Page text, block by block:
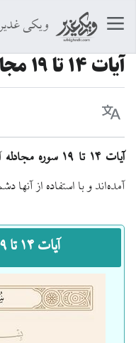
ویکی
آيات ۱۴ تا ۱۹ مجادله و غدیر
زبان
آیات ۱۴ تا ۱۹ سوره مجادله
آمده‌اند و با استفاده از
آیات ۱۴ تا ۱۹ سوره مجادله و غدیر